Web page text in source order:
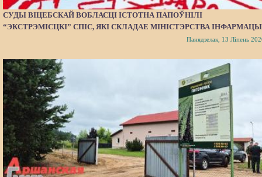
СУДЫ ВІЦЕБСКАЙ ВОБЛАСЦІ ІСТОТНА ПАПОЎНІЛІ
“ЭКСТРЭМІСЦКІ” СПІС, ЯКІ СКЛАДАЕ МІНІСТЭРСТВА
Панядзелак, 13 Ліпень